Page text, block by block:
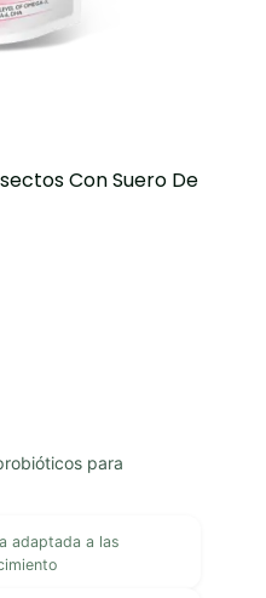
Con Suero De
para
adaptada a las